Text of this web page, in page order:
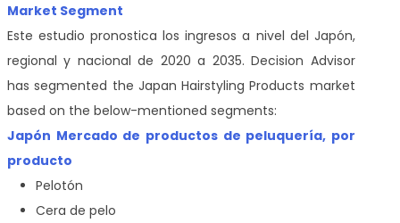
Market Segment
Este estudio pronostica los ingresos a nivel del Japón,
regional y nacional de 2020 a 2035. Decision Advisor
has segmented the Japan Hairstyling Products market
based on the below-mentioned segments:
Japón Mercado de productos de peluquería, por
producto
Pelotón
Cera de pelo